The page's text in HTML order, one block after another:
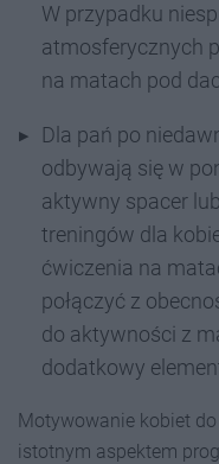
W przypadku
atmosferycznych
na matach pod
Dla pań po
odbywają się w
aktywny spacer
treningów dla
ćwiczenia na
połączyć z
do aktywności z
dodatkowy
Motywowanie kobiet
istotnym aspektem